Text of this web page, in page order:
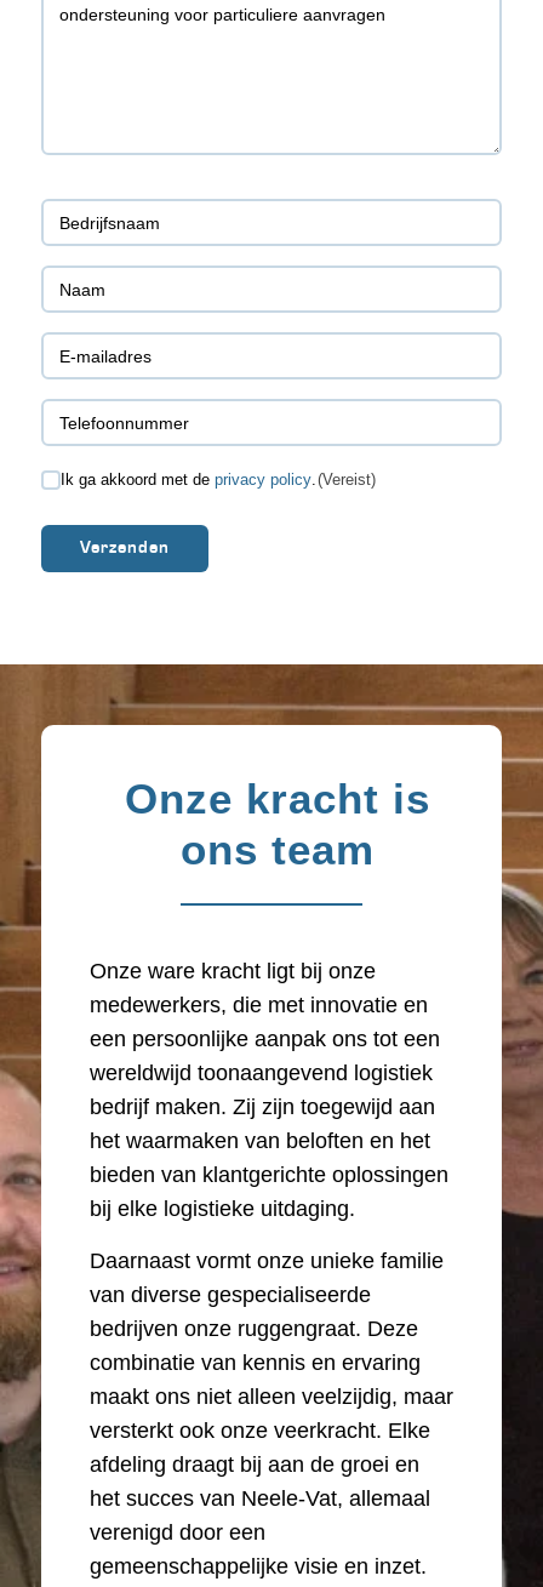
Bedrijfsnaam
(Vereist)
Naam
(Vereist)
E-
(Vereist)
Telefoonnummer
(Vereist)
CONSENT
Ik ga akkoord met de privacy policy.(Vereist)
Onze kracht is
ons team
Onze ware kracht ligt bij onze
medewerkers, die met innovatie en
een persoonlijke aanpak ons tot een
wereldwijd toonaangevend logistiek
bedrijf maken. Zij zijn toegewijd aan
het waarmaken van beloften en het
bieden van klantgerichte oplossingen
bij elke logistieke uitdaging.
Daarnaast vormt onze unieke familie
van diverse gespecialiseerde
bedrijven onze ruggengraat. Deze
combinatie van kennis en ervaring
maakt ons niet alleen veelzijdig, maar
versterkt ook onze veerkracht. Elke
afdeling draagt bij aan de groei en
het succes van Neele-Vat, allemaal
verenigd door een
gemeenschappelijke visie en inzet.